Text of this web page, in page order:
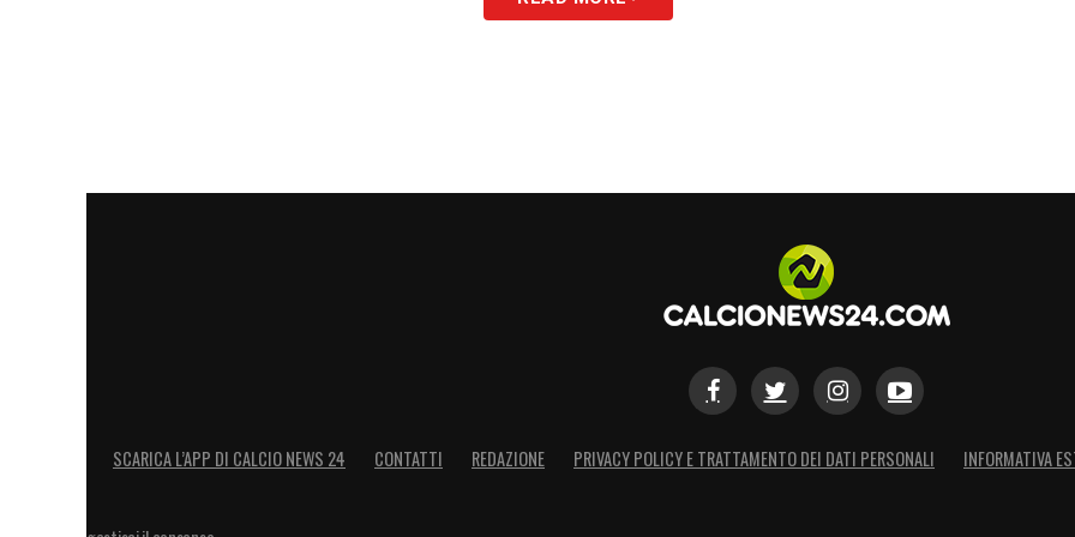
SCARICA L’APP DI CALCIO NEWS 24 CONTATTI REDAZIONE PRIVACY POLICY E TRATTAMENTO DEI DATI PERSONALI INFORMATIVA